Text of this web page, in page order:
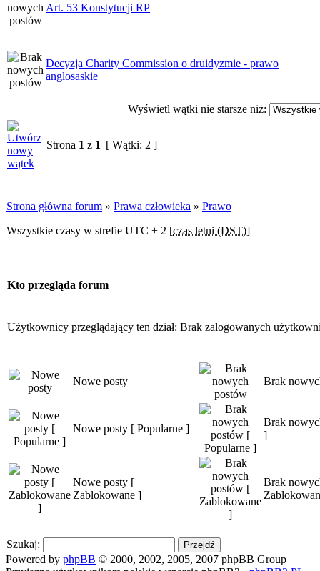
Art. 53 Konstytucji RP
Decyzja Charity Commission o druidyzmie - prawo
anglosaskie
Wyświetl wątki nie starsze niż:
Strona 1 z 1 [ Wątki: 2 ]
Strona główna forum » Prawa człowieka » Prawo
Wszystkie czasy w strefie UTC + 2 [czas letni (DST)]
Kto przegląda forum
Użytkownicy przeglądający ten dział: Brak zalogowanych
Nowe posty Brak
Nowe posty [ Popularne ]
Brak
]
Nowe posty [
Zablokowane ]
Brak
Szukaj:
Powered by phpBB © 2000, 2002, 2005, 2007 phpBB Group